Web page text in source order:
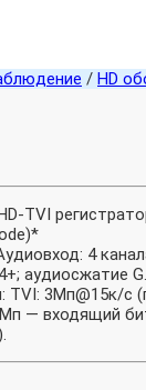
/ HD
TVI
4
аудиосжатие
TVI: 3Мп@15к/с
— входящий